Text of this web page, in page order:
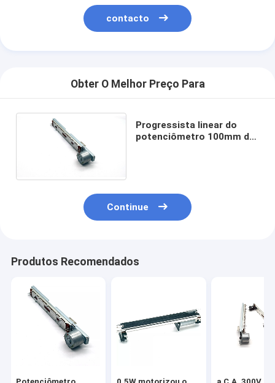
contacto
Obter O Melhor Preço Para
Progressista linear do
potenciômetro 100mm da
Continue
Produtos Recomendados